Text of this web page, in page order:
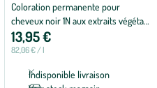
Coloration permanente pour
cheveux noir 1N aux extraits végétaux
biologiques vegan Herbatint - 170 ml
13,95 €
82,06 € / l
Indisponible livraison